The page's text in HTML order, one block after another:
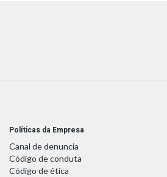
Políticas da Empresa
Canal de denuncia
Código de conduta
Código de ética